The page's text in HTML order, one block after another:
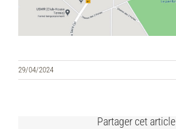
29/04/2024
Partager cet article